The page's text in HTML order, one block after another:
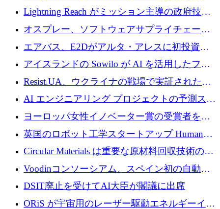
された AI の野望を推進
Lightning Reach がミッション主導の政府技術
グループとしてポートフォリオを拡大し ETG
に買収
オスプレー、ソフトウェアサプライチェーン
攻撃を阻止するために265万ドルを確保
エアバス、E2Dがアルタ・アレスに初投資、
欧州防衛技術ファンドに5億ユーロを拠出
アイスランドの Sowilo が AI を活用したファ
ッション製品インテリジェンス プラットフォ
ームを拡大するためにプレシードを調達
Resist.UA、ウクライナの戦場で実証された防
衛技術を拡大するために5,000万ユーロの欧州
基金を立ち上げる
AI エンジニアリング プロジェクトの予測スタ
ートアップ Cascade が a16z アクセラレータか
らの支援を獲得
ヨーロッパ女性イノベーター賞の受賞者を紹
介します
英国のロボット工学スタートアップ Humanoid
がシリーズ A 1 億 5,200 万ドルで評価額 13 億
5,000 万ドルに到達
Circular Materials は重要な原材料回収技術の拡
張に 1,180 万ユーロを確保
Voodinコンソーシアム、スペイン初の自動木
製ブレード工場の建設にEU補助金4,800万ユ
ーロを確保
DSIT廃止を受けてAI大臣が閣議に出席
ORiS が宇宙用のレーザー駆動エネルギーイン